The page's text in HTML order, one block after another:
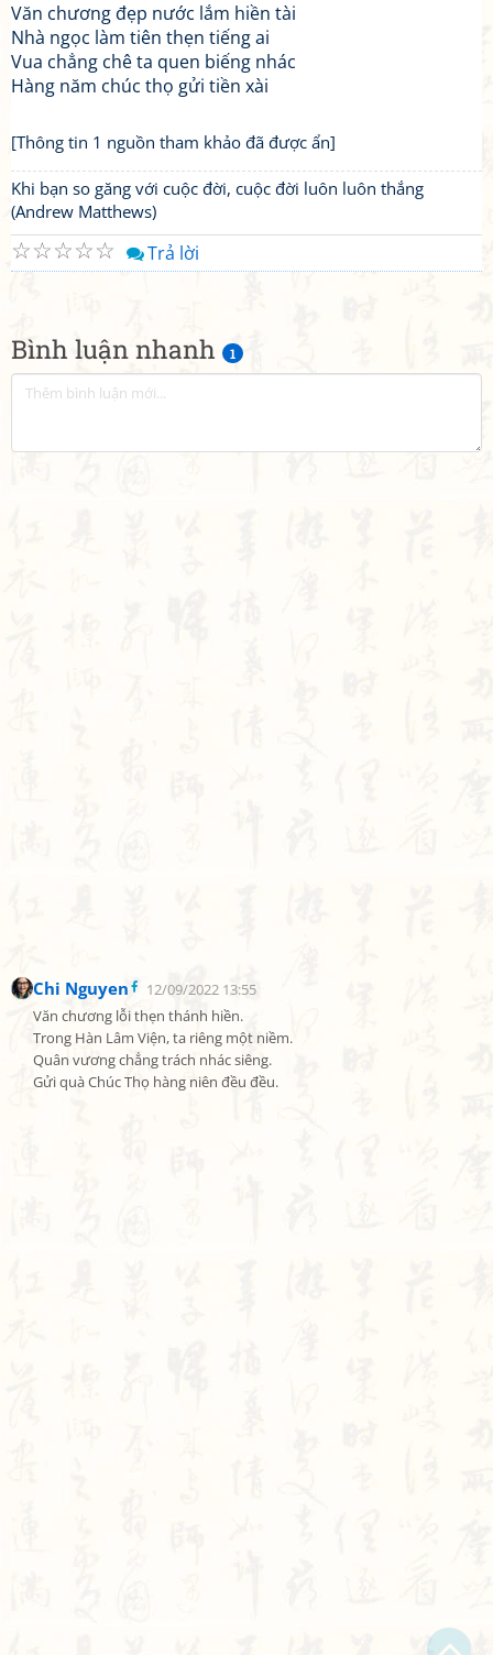
Bình luận nhanh 1
Chi Nguyen
12/09/2022 13:55
Văn chương lỗi thẹn thánh hiền.
Trong Hàn Lâm Viện, ta riêng một niềm.
Quân vương chẳng trách nhác siêng.
Gửi quà Chúc Thọ hàng niên đều đều.
Văn chương đẹp nước lắm hiền tài
Nhà ngọc làm tiên thẹn tiếng ai
Vua chẳng chê ta quen biếng nhác
Hàng năm chúc thọ gửi tiền xài
[Thông tin 1 nguồn tham khảo đã được ẩn]
Khi bạn so găng với cuộc đời, cuộc đời luôn luôn thắng
(Andrew Matthews)
☆
☆
☆
☆
☆ Trả lời